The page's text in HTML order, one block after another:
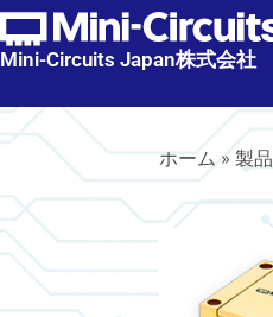
Mini-Circuits Japan株式会社
ホーム»製品